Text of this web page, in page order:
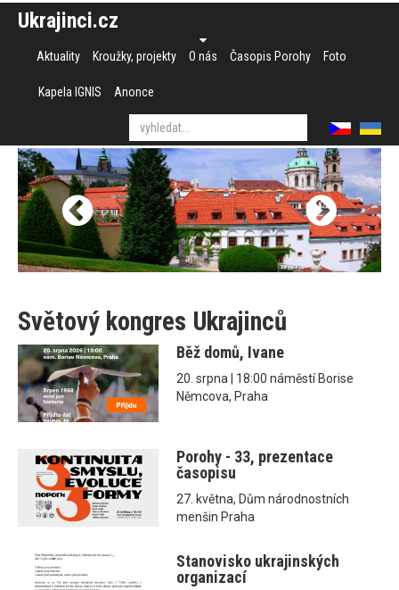
Ukrajinci.cz
Aktuality Kroužky, projekty O nás Časopis Porohy Foto
Kapela IGNIS Anonce
Světový kongres Ukrajinců
Běž domů, Ivane
20. srpna | 18:00 náměstí Borise
Němcova, Praha
Porohy - 33, prezentace
časopisu
27. května, Dům národnostních
menšin Praha
Stanovisko ukrajinských
organizací